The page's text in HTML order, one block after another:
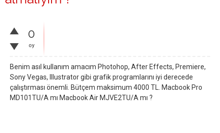
0
oy
Benim asıl kullanım amacım Photohop, After Effects, Premiere,
Sony Vegas, Illustrator gibi grafik programlarını iyi derecede
çalıştırması önemli. Bütçem maksimum 4000 TL. Macbook Pro
MD101TU/A mı Macbook Air MJVE2TU/A mı ?